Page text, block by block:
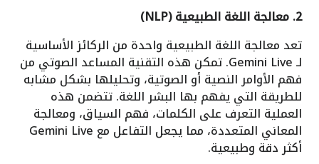
2. معالجة اللغة الطبيعية (NLP)
تعد معالجة اللغة الطبيعية واحدة من الركائز الأساسية
لـ Gemini Live. تمكن هذه التقنية المساعد الصوتي من
فهم الأوامر النصية أو الصوتية، وتحليلها بشكل مشابه
للطريقة التي يفهم بها البشر اللغة. تتضمن هذه
العملية التعرف على الكلمات، فهم السياق، ومعالجة
المعاني المتعددة، مما يجعل التفاعل مع Gemini Live
أكثر دقة وطبيعية.